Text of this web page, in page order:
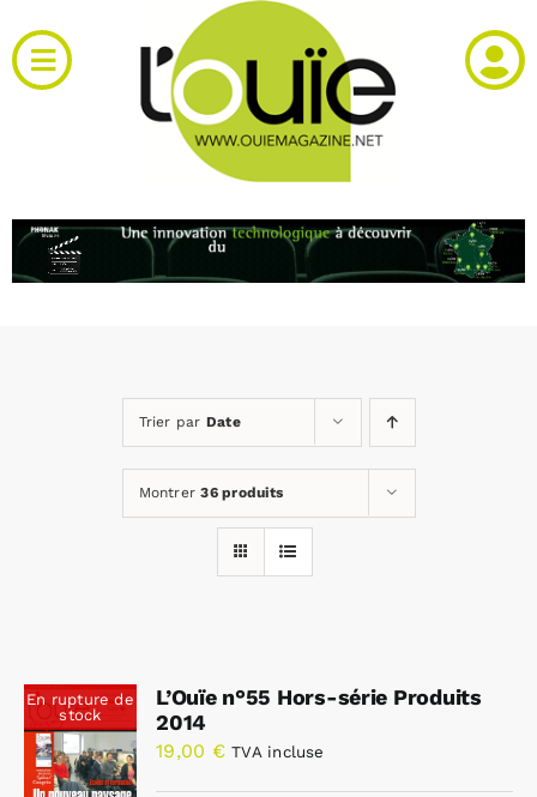
au
contenu
Toggle
Navigation
RH et emploi
Annonces emploi
Trier par Date
Montrer36 produits
En rupture de
stock
L’Ouïe n°55 Hors-série Produits
2014
19,00 € TVA incluse